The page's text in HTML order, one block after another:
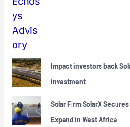
Impact investors back
investment
Solar Firm SolarX
Expand in West Africa